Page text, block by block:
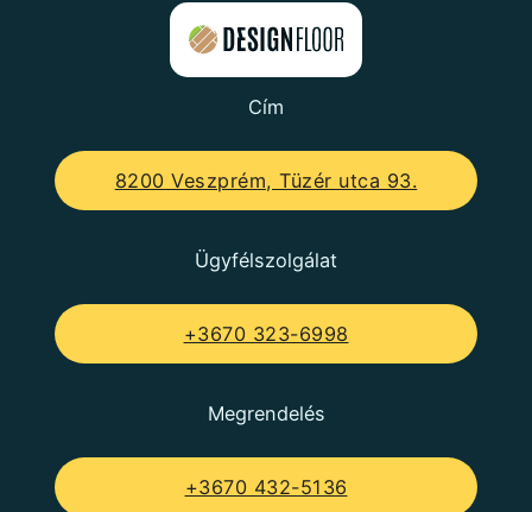
Cím
8200 Veszprém, Tüzér utca 93.
Ügyfélszolgálat
+3670 323-6998
Megrendelés
+3670 432-5136